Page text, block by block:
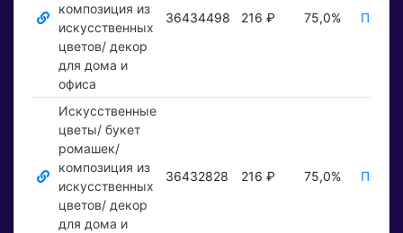
композиция из
искусственных
цветов/ декор
для дома и
офиса
36434498 216 ₽ 75,0%
Искусственные
цветы/ букет
ромашек/
композиция из
искусственных
цветов/ декор
для дома и
36432828 216 ₽ 75,0%